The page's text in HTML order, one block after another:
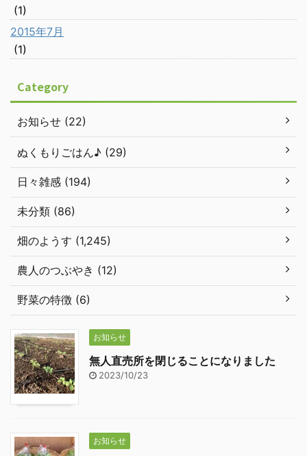
(1)
2015年7月
(1)
Category
お知らせ (22)
ぬくもりごはん♪ (29)
日々雑感 (194)
未分類 (86)
畑のようす (1,245)
農人のつぶやき (12)
野菜の特徴 (6)
お知らせ
無人直売所を閉じることになりました
2023/10/23
お知らせ